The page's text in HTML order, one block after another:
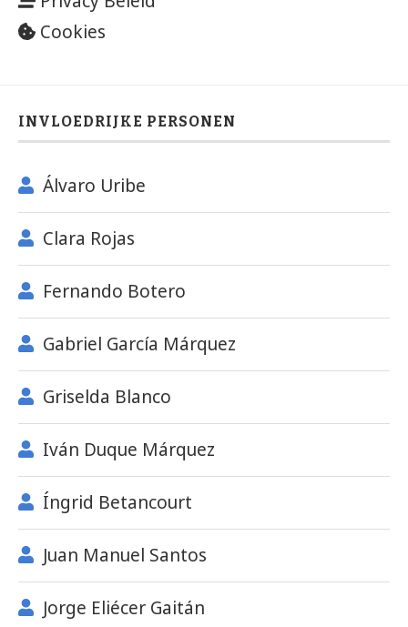
Cookies
INVLOEDRIJKE PERSONEN
Álvaro Uribe
Clara Rojas
Fernando Botero
Gabriel García Márquez
Griselda Blanco
Iván Duque Márquez
Íngrid Betancourt
Juan Manuel Santos
Jorge Eliécer Gaitán